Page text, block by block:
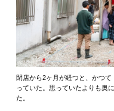
閉店から2ヶ月が経つと、かつ
っていた。思っていたよりも奥
た。